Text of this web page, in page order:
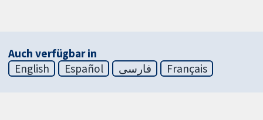
Auch verfügbar in
English
Español فارسی Français